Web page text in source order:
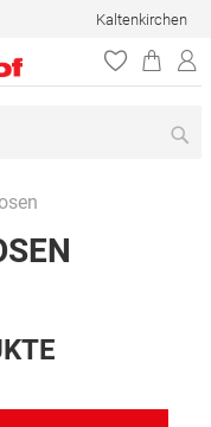
Kaltenkirchen